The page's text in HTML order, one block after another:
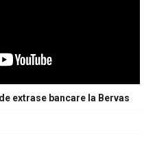
extrase bancare la Bervas